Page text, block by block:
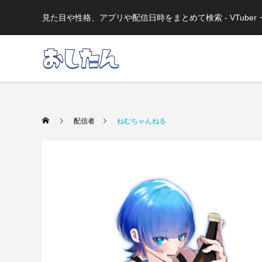
見た目や性格、アプリや配信日時をまとめて検索 -
配信者 ねむちゃんねる